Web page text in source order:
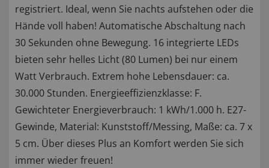
registriert. Ideal, wenn Sie nachts aufstehen oder die
Hände voll haben! Automatische Abschaltung nach
30 Sekunden ohne Bewegung. 16 integrierte LEDs
bieten sehr helles Licht (80 Lumen) bei nur einem
Watt Verbrauch. Extrem hohe Lebensdauer: ca.
30.000 Stunden. Energieeffizienzklasse: F.
Gewichteter Energieverbrauch: 1 kWh/1.000 h. E27-
Gewinde, Material: Kunststoff/Messing, Maße: ca. 7 x
5 cm. Über dieses Plus an Komfort werden Sie sich
immer wieder freuen!